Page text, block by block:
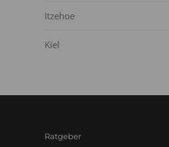
Itzehoe
Kiel
Ratgeber